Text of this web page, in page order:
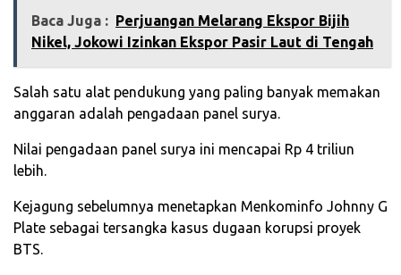
Baca Juga : Perjuangan Melarang Ekspor Bijih
Nikel, Jokowi Izinkan Ekspor Pasir Laut di Tengah
Salah satu alat pendukung yang paling banyak memakan
anggaran adalah pengadaan panel surya.
Nilai pengadaan panel surya ini mencapai Rp 4 triliun
lebih.
Kejagung sebelumnya menetapkan Menkominfo Johnny G
Plate sebagai tersangka kasus dugaan korupsi proyek
BTS.